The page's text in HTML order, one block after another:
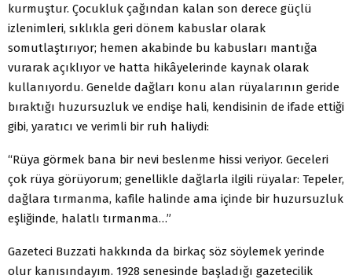
kurmuştur. Çocukluk çağından kalan son derece güçlü
izlenimleri, sıklıkla geri dönem kabuslar olarak
somutlaştırıyor; hemen akabinde bu kabusları mantığa
vurarak açıklıyor ve hatta hikâyelerinde kaynak olarak
kullanıyordu. Genelde dağları konu alan rüyalarının geride
bıraktığı huzursuzluk ve endişe hali, kendisinin de ifade ettiği
gibi, yaratıcı ve verimli bir ruh haliydi:
“Rüya görmek bana bir nevi beslenme hissi veriyor. Geceleri
çok rüya görüyorum; genellikle dağlarla ilgili rüyalar: Tepeler,
dağlara tırmanma, kafile halinde ama içinde bir huzursuzluk
eşliğinde, halatlı tırmanma…”
Gazeteci Buzzati hakkında da birkaç söz söylemek yerinde
olur kanısındayım. 1928 senesinde başladığı gazetecilik